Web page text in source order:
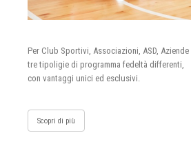
Per Club Sportivi, Associazioni, ASD, Aziende
tre tipoligie di programma fedeltà differenti,
con vantaggi unici ed esclusivi.
Scopri di più